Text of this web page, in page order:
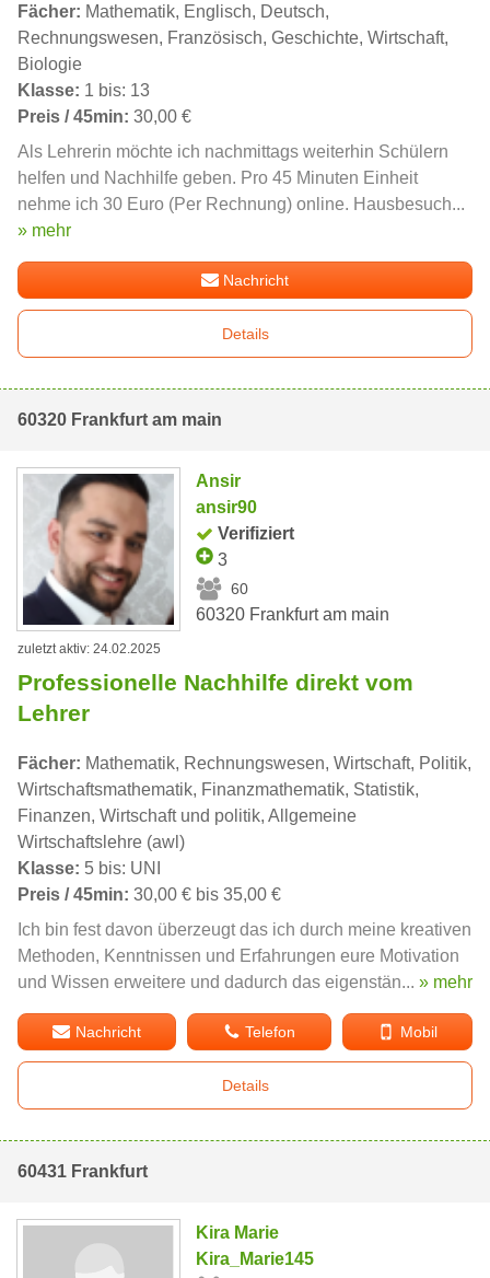
Fächer: Mathematik, Englisch, Deutsch,
Rechnungswesen, Französisch, Geschichte, Wirtschaft,
Biologie
Klasse: 1 bis: 13
Preis / 45min: 30,00 €
Als Lehrerin möchte ich nachmittags weiterhin Schülern
helfen und Nachhilfe geben. Pro 45 Minuten Einheit
nehme ich 30 Euro (Per Rechnung) online. Hausbesuch...
» mehr
Nachricht
Details
60320 Frankfurt am main
Ansir
ansir90
Verifiziert
3
60
60320 Frankfurt am main
zuletzt aktiv: 24.02.2025
Professionelle Nachhilfe direkt vom
Lehrer
Fächer: Mathematik, Rechnungswesen, Wirtschaft, Politik,
Wirtschaftsmathematik, Finanzmathematik, Statistik,
Finanzen, Wirtschaft und politik, Allgemeine
Wirtschaftslehre (awl)
Klasse: 5 bis: UNI
Preis / 45min: 30,00 € bis 35,00 €
Ich bin fest davon überzeugt das ich durch meine kreativen
Methoden, Kenntnissen und Erfahrungen eure Motivation
und Wissen erweitere und dadurch das eigenstän... » mehr
Nachricht Telefon Mobil
Details
60431 Frankfurt
Kira Marie
Kira_Marie145